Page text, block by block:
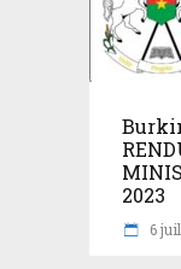
2023
6